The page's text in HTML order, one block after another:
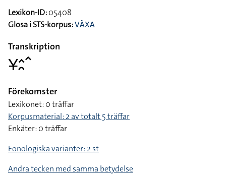
Lexikon-ID:05408
Glosa i STS-korpus:VÄXA
Transkription
􌥃􌤵􌥘􌥦
Förekomster
Lexikonet: 0 träffar
Korpusmaterial: 2 av totalt 5 träffar
Enkäter: 0 träffar
Fonologiska varianter: 2 st
Andra tecken med samma betydelse